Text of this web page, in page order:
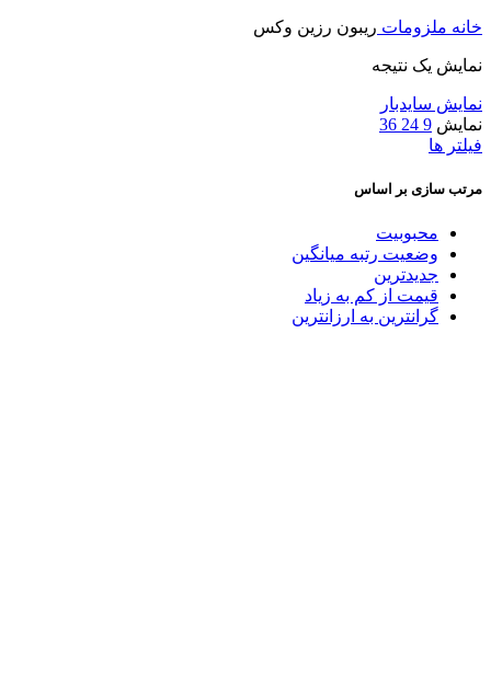
خانه ملزومات ریبون رزین وکس
نمایش یک نتیجه
نمایش سایدبار
نمایش 9
24
36
فیلتر ها
مرتب سازی بر اساس
محبوبیت
وضعیت رتبه میانگین
جدیدترین
قیمت از کم به زیاد
گرانترین به ارزانترین